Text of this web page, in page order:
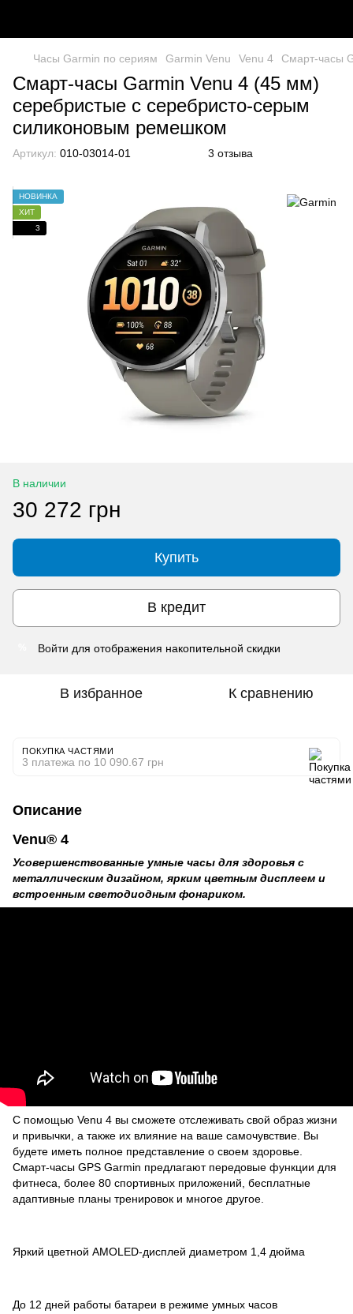
Часы Garmin по сериям Garmin Venu Venu 4 Смарт-часы
Смарт-часы Garmin Venu 4 (45 мм)
серебристые с серебристо-серым
силиконовым ремешком
Артикул: 010-03014-01 3 отзыва
НОВИНКА
ХИТ
3
В наличии
30 272 грн
Купить
В кредит
Войти для отображения накопительной скидки
В избранное К сравнению
ПОКУПКА ЧАСТЯМИ
3 платежа по 10 090.67 грн
Описание
Venu® 4
Усовершенствованные умные часы для здоровья с
металлическим дизайном, ярким цветным дисплеем и
встроенным светодиодным фонариком.
С помощью Venu 4 вы сможете отслеживать свой образ жизни
и привычки, а также их влияние на ваше самочувствие. Вы
будете иметь полное представление о своем здоровье.
Смарт-часы GPS Garmin предлагают передовые функции для
фитнеса, более 80 спортивных приложений, бесплатные
адаптивные планы тренировок и многое другое.
Яркий цветной AMOLED-дисплей диаметром 1,4 дюйма
До 12 дней работы батареи в режиме умных часов